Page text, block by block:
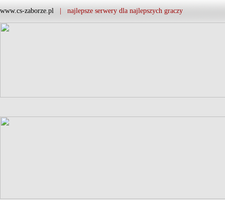
www.cs-zaborze.pl | najlepsze serwery dla najlepszych graczy